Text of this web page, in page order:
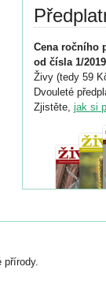
Cena ročního
od čísla 1/
Živy (tedy 59
Dvouleté
Zjistěte, jak si
přírody.